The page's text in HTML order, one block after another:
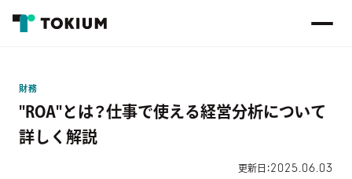
財務
"ROA"とは？仕事で使える経営分析について
詳しく解説
更新日：2025.06.03